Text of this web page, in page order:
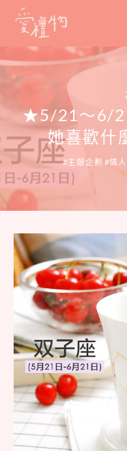
Skip
content
★5/21～6/
她喜歡什
主題企劃 情